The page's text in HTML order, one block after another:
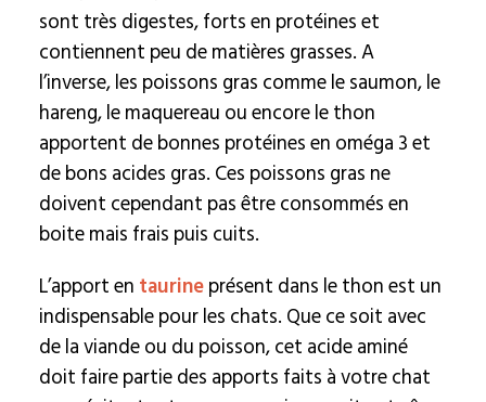
sont très digestes, forts en protéines et
contiennent peu de matières grasses. A
l’inverse, les poissons gras comme le saumon, le
hareng, le maquereau ou encore le thon
apportent de bonnes protéines en oméga 3 et
de bons acides gras. Ces poissons gras ne
doivent cependant pas être consommés en
boite mais frais puis cuits.
L’apport en taurineprésent dans le thon est un
indispensable pour les chats. Que ce soit avec
de la viande ou du poisson, cet acide aminé
doit faire partie des apports faits à votre chat